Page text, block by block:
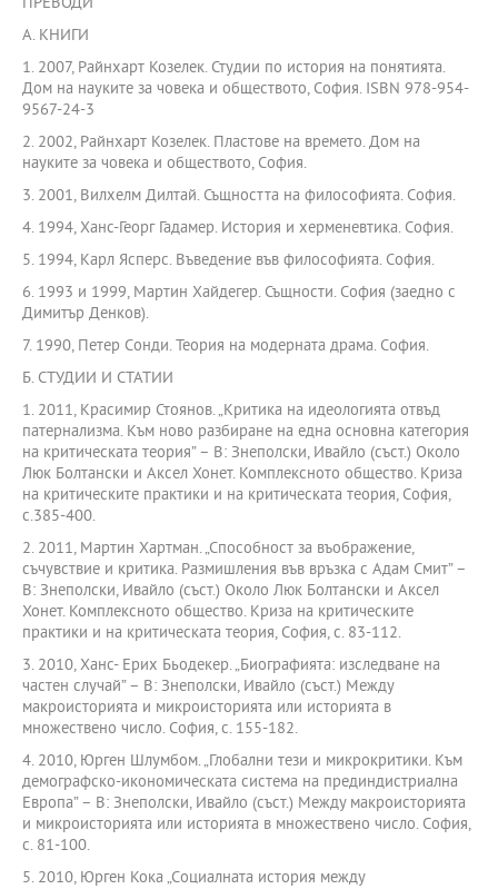
A. КНИГИ
1. 2007, Райнхарт Козелек. Студии по история на понятията.
Дом на науките за човека и обществото, София. ISBN 978-954-
9567-24-3
2. 2002, Райнхарт Козелек. Пластове на времето. Дом на
науките за човека и обществото, София.
3. 2001, Вилхелм Дилтай. Същността на философията. София.
4. 1994, Ханс-Георг Гадамер. История и херменевтика. София.
5. 1994, Карл Ясперс. Въведение във философията. София.
6. 1993 и 1999, Мартин Хайдегер. Същности. София (заедно с
Димитър Денков).
7. 1990, Петер Сонди. Теория на модерната драма. София.
Б. СТУДИИ И СТАТИИ
1. 2011, Красимир Стоянов. „Критика на идеологията отвъд
патернализма. Към ново разбиране на една основна категория
на критическата теория” – В: Знеполски, Ивайло (съст.) Около
Люк Болтански и Аксел Хонет. Комплексното общество. Криза
на критическите практики и на критическата теория, София,
с.385-400.
2. 2011, Мартин Хартман. „Способност за въображение,
съчувствие и критика. Размишления във връзка с Адам Смит” –
В: Знеполски, Ивайло (съст.) Около Люк Болтански и Аксел
Хонет. Комплексното общество. Криза на критическите
практики и на критическата теория, София, с. 83-112.
3. 2010, Ханс- Ерих Бьодекер. „Биографията: изследване на
частен случай” – В: Знеполски, Ивайло (съст.) Между
макроисторията и микроисторията или историята в
множествено число. София, с. 155-182.
4. 2010, Юрген Шлумбом. „Глобални тези и микрокритики. Към
демографско-икономическата система на прединдистриална
Европа” – В: Знеполски, Ивайло (съст.) Между макроисторията
и микроисторията или историята в множествено число. София,
с. 81-100.
5. 2010, Юрген Кока „Социалната история между